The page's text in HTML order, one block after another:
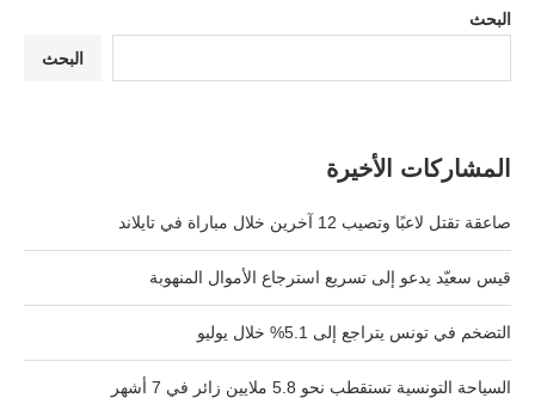
البحث
البحث
المشاركات الأخيرة
صاعقة تقتل لاعبًا وتصيب 12 آخرين خلال مباراة في تايلاند
قيس سعيّد يدعو إلى تسريع استرجاع الأموال المنهوبة
التضخم في تونس يتراجع إلى 5.1% خلال يوليو
السياحة التونسية تستقطب نحو 5.8 ملايين زائر في 7 أشهر